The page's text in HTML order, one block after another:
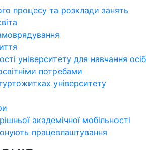
процесу та розклади занять
університету для навчання осіб
потребами
університету
академічної мобільності
працевлаштування